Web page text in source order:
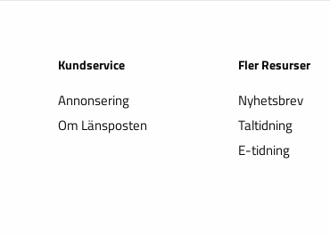
Kundservice
Annonsering
Om Länsposten
Fler Resurser
Nyhetsbrev
Taltidning
E-tidning